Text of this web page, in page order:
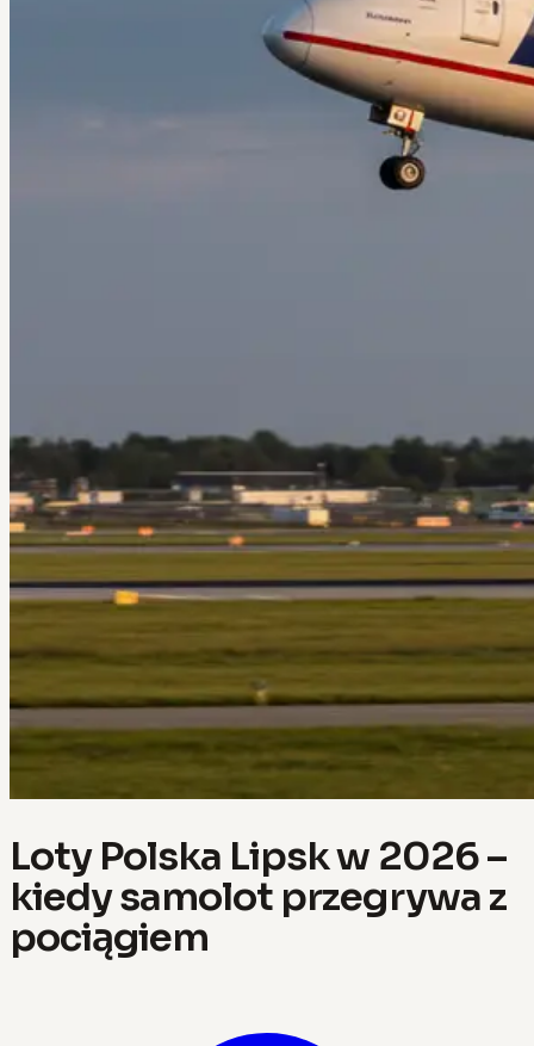
Loty Polska Lipsk w 2026 –
kiedy samolot przegrywa z
pociągiem